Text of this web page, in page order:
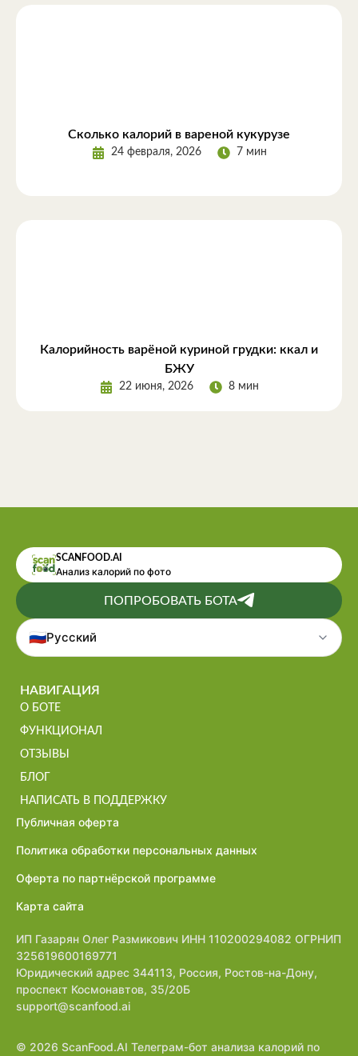
Сколько калорий в вареной кукурузе
24 февраля, 2026 7 мин
Калорийность варёной куриной грудки: ккал и
БЖУ
22 июня, 2026 8 мин
SCANFOOD.AI
Анализ калорий по фото
ПОПРОБОВАТЬ БОТА
🇷🇺Русский
НАВИГАЦИЯ
О БОТЕ
ФУНКЦИОНАЛ
ОТЗЫВЫ
БЛОГ
НАПИСАТЬ В ПОДДЕРЖКУ
Публичная оферта
Политика обработки персональных данных
Оферта по партнёрской программе
Карта сайта
ИП Газарян Олег Размикович ИНН 110200294082 ОГРНИП
325619600169771
Юридический адрес 344113, Россия, Ростов-на-Дону,
проспект Космонавтов, 35/20Б
support@scanfood.ai
© 2026 ScanFood.AI Телеграм-бот анализа калорий по